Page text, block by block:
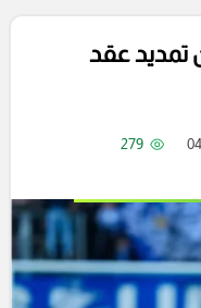
تمديد عقد
279